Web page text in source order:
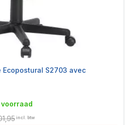
S2703 avec
voorraad
incl. btw